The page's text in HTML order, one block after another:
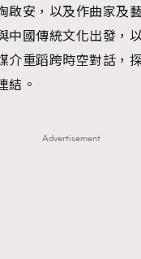
啟安，以及作曲家及
中國傳統文化出發，
介重蹈跨時空對話，
結。
Advertisement